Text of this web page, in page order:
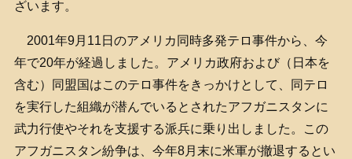
ざいます。
2001年9月11日のアメリカ同時多発テロ事件から、今
年で20年が経過しました。アメリカ政府および（日本を
含む）同盟国はこのテロ事件をきっかけとして、同テロ
を実行した組織が潜んでいるとされたアフガニスタンに
武力行使やそれを支援する派兵に乗り出しました。この
アフガニスタン紛争は、今年8月末に米軍が撤退するとい